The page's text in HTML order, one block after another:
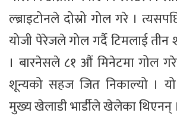
ल्ब्राइटोनले दोस्रो गोल गरे ।
योजी पेरेजले गोल गर्दै टिमलाई
। बारनेसले ८१ औं मिनेटमा गोल
शून्यको सहज जित निकाल्यो ।
मुख्य खेलाडी भार्डीले खेलेका थिएनन् ।